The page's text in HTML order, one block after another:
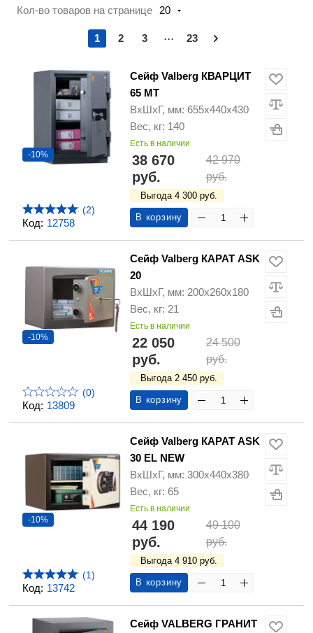
Кол-во товаров на странице
20
1 2 3 ... 23
Код: 12758
-10%
(2)
Сейф Valberg КВАРЦИТ
65 МТ
ВхШхГ, мм: 655х440х430
Вес, кг: 140
Есть в наличии
38 670
руб.
42 970
руб.
Выгода 4 300 руб.
В корзину
Код: 13809
-10%
(0)
Сейф Valberg КАРАТ ASK
20
ВхШхГ, мм: 200х260х180
Вес, кг: 21
Есть в наличии
22 050
руб.
24 500
руб.
Выгода 2 450 руб.
В корзину
Код: 13742
-10%
(1)
Сейф Valberg КАРАТ ASK
30 EL NEW
ВхШхГ, мм: 300х440х380
Вес, кг: 65
Есть в наличии
44 190
руб.
49 100
руб.
Выгода 4 910 руб.
В корзину
Сейф VALBERG ГРАНИТ